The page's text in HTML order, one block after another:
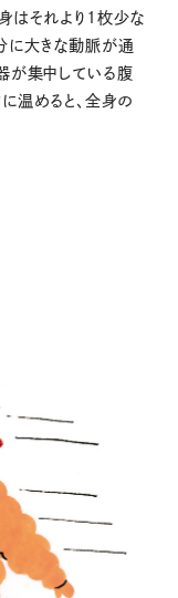
はそれより1枚少な
に大きな動脈が通
が集中している腹
温めると、全身の